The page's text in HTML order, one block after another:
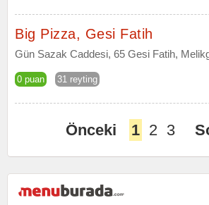
Big Pizza, Gesi Fatih
Gün Sazak Caddesi, 65 Gesi Fatih,
0 puan 31 reyting
Önceki 1 2 3